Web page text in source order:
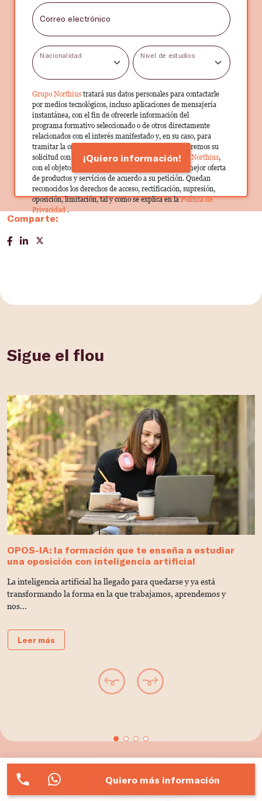
Correo electrónico
Nacionalidad Nivel de estudios
Grupo Northius tratará sus datos personales para contactarle
por medios tecnológicos, incluso aplicaciones de mensajería
instantánea, con el fin de ofrecerle información del
programa formativo seleccionado o de otros directamente
relacionados con el interés manifestado y, en su caso, para
tramitar la contratación correspondiente. Compartiremos su
solicitud con las empresas que conforman elGrupo Northius,
con el objeto de que estas puedan hacerle llegar la mejor oferta
de productos y servicios de acuerdo a su petición. Quedan
reconocidos los derechos de acceso, rectificación, supresión,
oposición, limitación, tal y como se explica en laPolítica de
Privacidad.
¡Quiero información!
Comparte:
Sigue el flou
OPOS-IA: la formación que te enseña a estudiar
una oposición con inteligencia artificial
La inteligencia artificial ha llegado para quedarse y ya está
transformando la forma en la que trabajamos, aprendemos y
nos...
Leer más
Oposita bien
vive mejor
Quiero más información